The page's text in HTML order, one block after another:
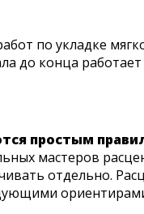
по укладке
до конца работает
простым
мастеров
отдельно.